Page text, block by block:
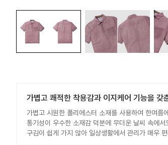
가볍고 쾌적한 착용감과 이지케어 기능을 갖
가볍고 시원한 폴리에스터 소재를 사용하여 한여
통기성이 우수한 소재감 덕분에 무더운 날씨 속에
구김이 쉽게 가지 않아 일상생활에서 관리가 매우